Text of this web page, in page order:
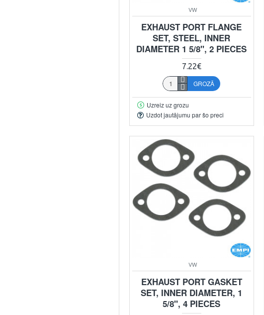
VW
EXHAUST PORT FLANGE
SET, STEEL, INNER
DIAMETER 1 5/8", 2 PIECES
7.22€
GROZĀ
Uzreiz uz grozu
Uzdot jautājumu par šo preci
VW
EXHAUST PORT GASKET
SET, INNER DIAMETER, 1
5/8", 4 PIECES